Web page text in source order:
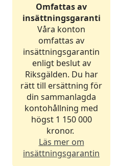
Omfattas av
insättningsgaranti
Våra konton
omfattas av
insättningsgarantin
enligt beslut av
Riksgälden. Du har
rätt till ersättning för
din sammanlagda
kontohållning med
högst 1 150 000
kronor.
Läs mer om
insättningsgarantin